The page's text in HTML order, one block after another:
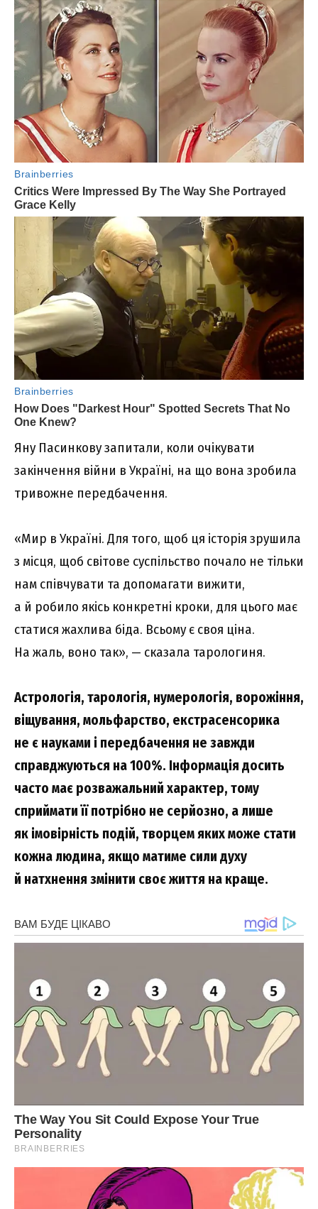
Яну Пасинкову запитали, коли очікувати
закінчення війни в Україні, на що вона зробила
тривожне передбачення.
«Мир в Україні. Для того, щоб ця історія зрушила
з місця, щоб світове суспільство почало не тільки
нам співчувати та допомагати вижити,
а й робило якісь конкретні кроки, для цього має
статися жахлива біда. Всьому є своя ціна.
На жаль, воно так», — сказала тарологиня.
Астрологія, тарологія, нумерологія, ворожіння,
віщування, мольфарство, екстрасенсорика
не є науками і передбачення не завжди
справджуються на 100%. Інформація досить
часто має розважальний характер, тому
сприймати її потрібно не серйозно, а лише
як імовірність подій, творцем яких може стати
кожна людина, якщо матиме сили духу
й натхнення змінити своє життя на краще.